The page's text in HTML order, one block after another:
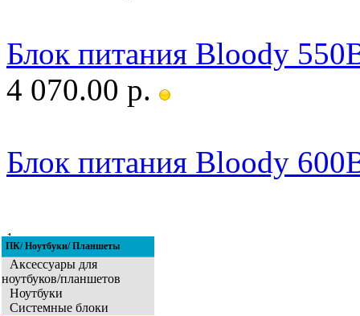
Блок питания Bloody
4 070.00 р.
Блок питания Bloody
1
2 3 4 5 6 7 8 9 10 11
ПК/ Ноутбуки/ Планшеты
Аксессуары для
ноутбуков/планшетов
Ноутбуки
Системные блоки